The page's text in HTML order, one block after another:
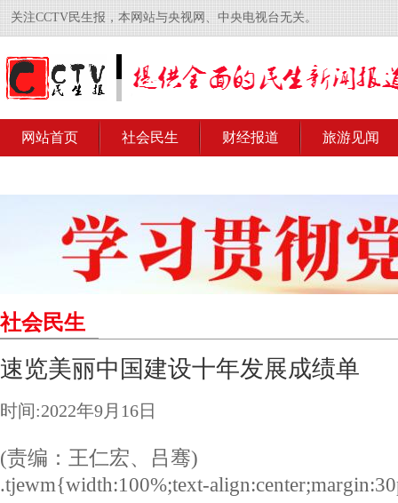
关注CCTV民生报，本网站与央视网、中央电视台无关。
网站首页 社会民生 财经报道 旅游见闻
社会民生
速览美丽中国建设十年发展成绩单
时间:2022年9月16日
(责编：王仁宏、吕骞)
.tjewm{width:100%;text-